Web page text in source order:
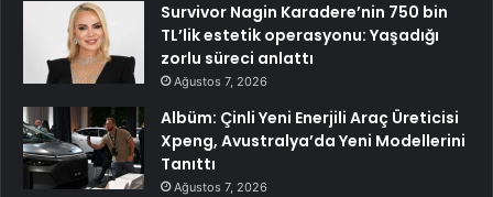
Survivor Nagin Karadere’nin 750 bin
TL’lik estetik operasyonu: Yaşadığı
zorlu süreci anlattı
Ağustos 7, 2026
Albüm: Çinli Yeni Enerjili Araç Üreticisi
Xpeng, Avustralya’da Yeni Modellerini
Tanıttı
Ağustos 7, 2026